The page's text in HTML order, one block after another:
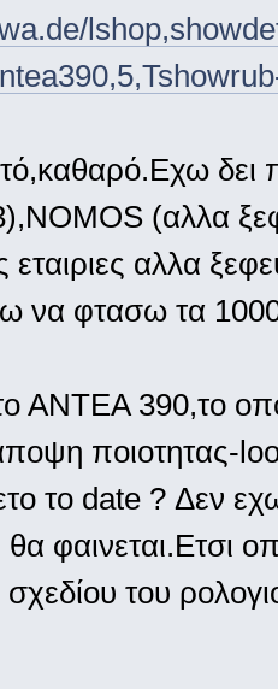
δει
(αλλα
εταιριες αλλα
να φτασω τα
ΑΝΤΕΑ 390,το
ποιοτητας-
το date ? Δεν
φαινεται.Ετσι
του